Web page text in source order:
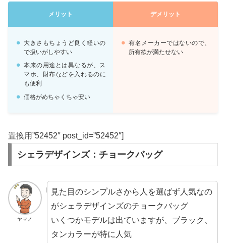
メリット デメリット
大きさもちょうど良く軽いの
で扱いがしやすい
本来の用途とは異なるが、ス
マホ、財布などを入れるのに
も便利
価格がめちゃくちゃ安い
有名メーカーではないので、
所有欲が満たせない
置換用”52452″ post_id=”52452″]
シェラデザインズ：チョークバッグ
ヤマノ
見た目のシンプルさから人を選ばず人気なの
がシェラデザインズのチョークバッグ
いくつかモデルは出ていますが、ブラック、
タンカラーが特に人気